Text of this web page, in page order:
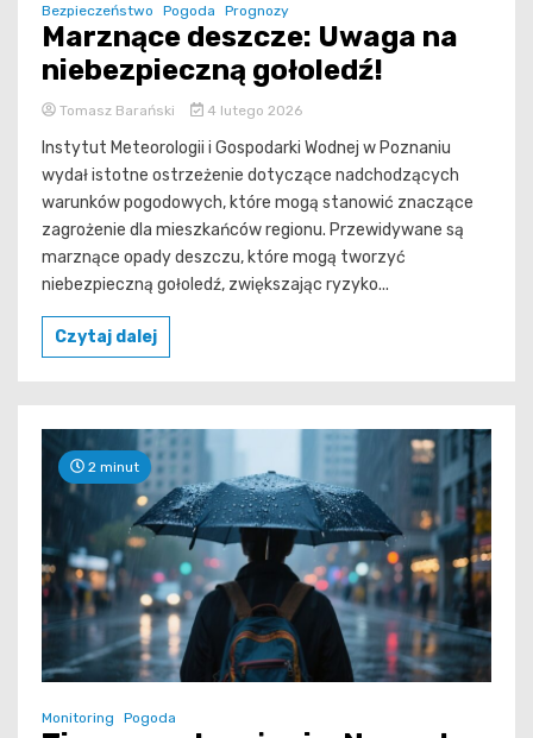
Bezpieczeństwo Pogoda Prognozy
Marznące deszcze: Uwaga na
niebezpieczną gołoledź!
Tomasz Barański 4 lutego 2026
Instytut Meteorologii i Gospodarki Wodnej w Poznaniu
wydał istotne ostrzeżenie dotyczące nadchodzących
warunków pogodowych, które mogą stanowić znaczące
zagrożenie dla mieszkańców regionu. Przewidywane są
marznące opady deszczu, które mogą tworzyć
niebezpieczną gołoledź, zwiększając ryzyko...
Czytaj dalej
2 minut
Monitoring Pogoda